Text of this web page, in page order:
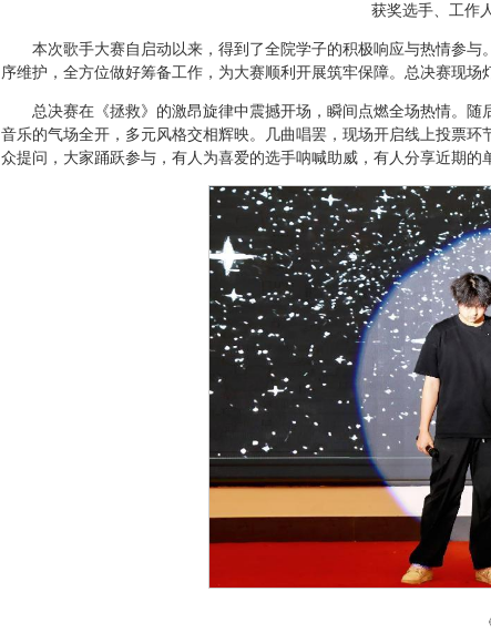
获奖选手、工作
本次歌手大赛自启动以来，得到了全院学子的积极响应与热情参
序维护，全方位做好筹备工作，为大赛顺利开展筑牢保障。总决赛现场
总决赛在《拯救》的激昂旋律中震撼开场，瞬间点燃全场热情。
音乐的气场全开，多元风格交相辉映。几曲唱罢，现场开启线上投票
众提问，大家踊跃参与，有人为喜爱的选手呐喊助威，有人分享近期的